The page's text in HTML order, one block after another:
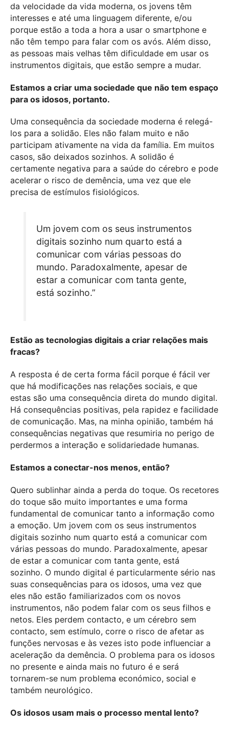
da velocidade da vida moderna, os jovens têm
interesses e até uma linguagem diferente, e/ou
porque estão a toda a hora a usar o smartphone e
não têm tempo para falar com os avós. Além disso,
as pessoas mais velhas têm dificuldade em usar os
instrumentos digitais, que estão sempre a mudar.
Estamos a criar uma sociedade que não tem espaço
para os idosos, portanto.
Uma consequência da sociedade moderna é relegá-
los para a solidão. Eles não falam muito e não
participam ativamente na vida da família. Em muitos
casos, são deixados sozinhos. A solidão é
certamente negativa para a saúde do cérebro e pode
acelerar o risco de demência, uma vez que ele
precisa de estímulos fisiológicos.
Um jovem com os seus instrumentos
digitais sozinho num quarto está a
comunicar com várias pessoas do
mundo. Paradoxalmente, apesar de
estar a comunicar com tanta gente,
está sozinho.”
Estão as tecnologias digitais a criar relações mais
fracas?
A resposta é de certa forma fácil porque é fácil ver
que há modificações nas relações sociais, e que
estas são uma consequência direta do mundo digital.
Há consequências positivas, pela rapidez e facilidade
de comunicação. Mas, na minha opinião, também há
consequências negativas que resumiria no perigo de
perdermos a interação e solidariedade humanas.
Estamos a conectar-nos menos, então?
Quero sublinhar ainda a perda do toque. Os recetores
do toque são muito importantes e uma forma
fundamental de comunicar tanto a informação como
a emoção. Um jovem com os seus instrumentos
digitais sozinho num quarto está a comunicar com
várias pessoas do mundo. Paradoxalmente, apesar
de estar a comunicar com tanta gente, está
sozinho. O mundo digital é particularmente sério nas
suas consequências para os idosos, uma vez que
eles não estão familiarizados com os novos
instrumentos, não podem falar com os seus filhos e
netos. Eles perdem contacto, e um cérebro sem
contacto, sem estímulo, corre o risco de afetar as
funções nervosas e às vezes isto pode influenciar a
aceleração da demência. O problema para os idosos
no presente e ainda mais no futuro é e será
tornarem-se num problema económico, social e
também neurológico.
Os idosos usam mais o processo mental lento?